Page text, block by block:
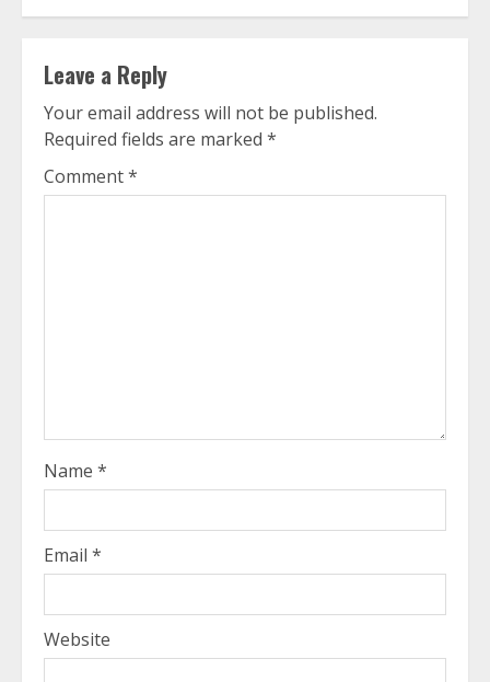
Leave a Reply
Your email address will not be published.
Required fields are marked *
Comment*
Name *
Email *
Website